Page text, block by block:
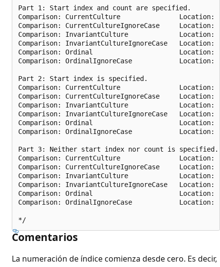
Part 1: Start index and count are specified.
Comparison: CurrentCulture               Location:
Comparison: CurrentCultureIgnoreCase     Location:
Comparison: InvariantCulture             Location:
Comparison: InvariantCultureIgnoreCase   Location:
Comparison: Ordinal                      Location:
Comparison: OrdinalIgnoreCase            Location:
Part 2: Start index is specified.
Comparison: CurrentCulture               Location:
Comparison: CurrentCultureIgnoreCase     Location:
Comparison: InvariantCulture             Location:
Comparison: InvariantCultureIgnoreCase   Location:
Comparison: Ordinal                      Location:
Comparison: OrdinalIgnoreCase            Location:
Part 3: Neither start index nor count is specified.
Comparison: CurrentCulture               Location:
Comparison: CurrentCultureIgnoreCase     Location:
Comparison: InvariantCulture             Location:
Comparison: InvariantCultureIgnoreCase   Location:
Comparison: Ordinal                      Location:
Comparison: OrdinalIgnoreCase            Location:
Comentarios
La numeración de índice comienza desde cero. Es decir,